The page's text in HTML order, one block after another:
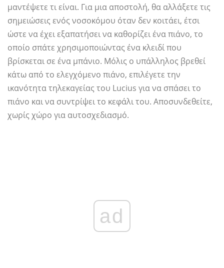
μαντέψετε τι είναι. Για μια αποστολή, θα αλλάξετε τις
σημειώσεις ενός νοσοκόμου όταν δεν κοιτάει, έτσι
ώστε να έχει εξαπατήσει να καθορίζει ένα πιάνο, το
οποίο σπάτε χρησιμοποιώντας ένα κλειδί που
βρίσκεται σε ένα μπάνιο. Μόλις ο υπάλληλος βρεθεί
κάτω από το ελεγχόμενο πιάνο, επιλέγετε την
ικανότητα τηλεκαγείας του Lucius για να σπάσει το
πιάνο και να συντρίψει το κεφάλι του. Αποσυνδεθείτε,
χωρίς χώρο για αυτοσχεδιασμό.
ad